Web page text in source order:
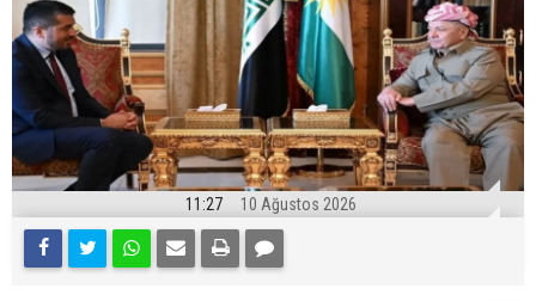
11:27 10 Ağustos 2026